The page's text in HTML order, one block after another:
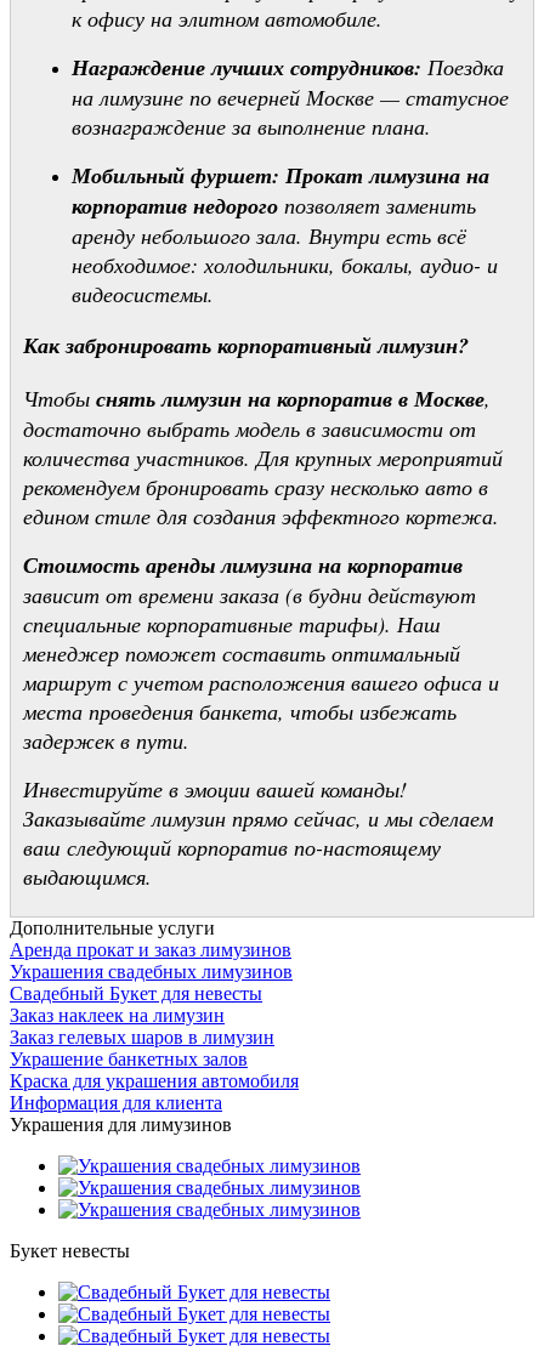
к офису на элитном автомобиле.
Награждение лучших сотрудников: Поездка
на лимузине по вечерней Москве — статусное
вознаграждение за выполнение плана.
Мобильный фуршет: Прокат лимузина на
корпоратив недорого позволяет заменить
аренду небольшого зала. Внутри есть всё
необходимое: холодильники, бокалы, аудио- и
видеосистемы.
Как забронировать корпоративный лимузин?
Чтобы снять лимузин на корпоратив в Москве,
достаточно выбрать модель в зависимости от
количества участников. Для крупных мероприятий
рекомендуем бронировать сразу несколько авто в
едином стиле для создания эффектного кортежа.
Стоимость аренды лимузина на корпоратив
зависит от времени заказа (в будни действуют
специальные корпоративные тарифы). Наш
менеджер поможет составить оптимальный
маршрут с учетом расположения вашего офиса и
места проведения банкета, чтобы избежать
задержек в пути.
Инвестируйте в эмоции вашей команды!
Заказывайте лимузин прямо сейчас, и мы сделаем
ваш следующий корпоратив по-настоящему
выдающимся.
Дополнительные услуги
Аренда прокат и заказ лимузинов
Украшения свадебных лимузинов
Свадебный Букет для невесты
Заказ наклеек на лимузин
Заказ гелевых шаров в лимузин
Украшение банкетных залов
Краска для украшения автомобиля
Информация для клиента
Украшения для лимузинов
Букет невесты